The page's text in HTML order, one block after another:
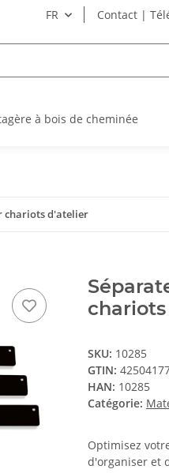
FR Contact |
à bois de cheminée
chariots d'atelier
SKU: 10285
GTIN:
HAN: 10285
Catégorie:
Optimisez
d'organiser et